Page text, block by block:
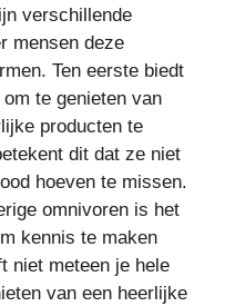
verschillende
mensen deze
Ten eerste biedt
te genieten van
producten te
dit dat ze niet
hoeven te missen.
omnivoren is het
kennis te maken
niet meteen je hele
van een heerlijke